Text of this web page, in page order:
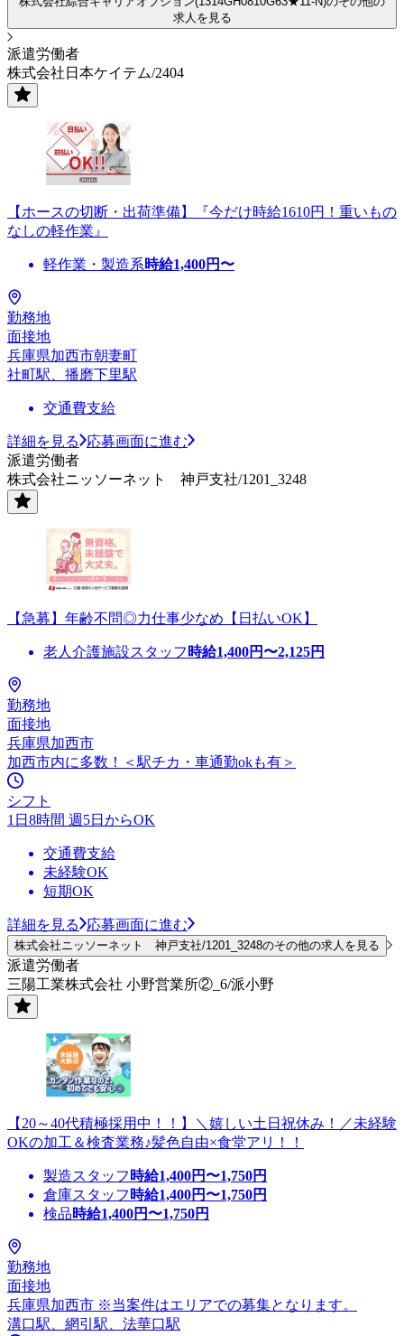
求人を見る
派遣労働者
株式会社日本ケイテム/2404
【ホースの切断・出荷準備】『今だけ時給1610円！重いもの
なしの軽作業』
軽作業・製造系時給1,400円〜
勤務地
面接地
兵庫県加西市朝妻町
社町駅、播磨下里駅
交通費支給
詳細を見る
応募画面に進む
派遣労働者
株式会社ニッソーネット 神戸支社/1201_3248
【急募】年齢不問◎力仕事少なめ【日払いOK】
老人介護施設スタッフ 時給1,400円〜2,125円
勤務地
面接地
兵庫県加西市
加西市内に多数！＜駅チカ・車通勤okも有＞
シフト
1日8時間 週5日からOK
交通費支給
未経験OK
短期OK
詳細を見る 応募画面に進む
株式会社ニッソーネット 神戸支社/1201_3248のその他の求人を見る
派遣労働者
三陽工業株式会社 小野営業所②_6/派小野
【20～40代積極採用中！！】＼嬉しい土日祝休み！／未経験
OKの加工＆検査業務♪髪色自由×食堂アリ！！
製造スタッフ 時給1,400円〜1,750円
倉庫スタッフ 時給1,400円〜1,750円
検品時給1,400円〜1,750円
勤務地
面接地
兵庫県加西市 ※当案件はエリアでの募集となります。
溝口駅、網引駅、法華口駅